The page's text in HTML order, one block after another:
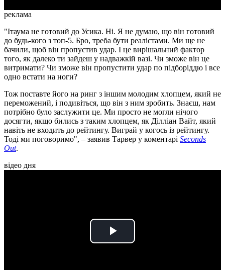
реклама
"Ітаума не готовий до Усика. Ні. Я не думаю, що він готовий
до будь-кого з топ-5. Бро, треба бути реалістами. Ми ще не
бачили, щоб він пропустив удар. І це вирішальний фактор
того, як далеко ти зайдеш у надважкій вазі. Чи зможе він це
витримати? Чи зможе він пропустити удар по підборіддю і все
одно встати на ноги?
Тож поставте його на ринг з іншим молодим хлопцем, який не
переможений, і подивіться, що він з ним зробить. Знаєш, нам
потрібно було заслужити це. Ми просто не могли нічого
досягти, якщо бились з таким хлопцем, як Ділліан Вайт, який
навіть не входить до рейтингу. Виграй у когось із рейтингу.
Тоді ми поговоримо", – заявив Тарвер у коментарі Seconds
Out.
відео дня
Play